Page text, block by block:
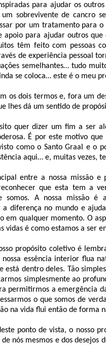
para ajudar os
um sobrevivente de cancro
por um tratamento para
apoio para ajudar outros
têm feito com pessoas
de experiência pessoal
semelhantes… tudo
se coloca… este é o meu
os dois termos e, fora um
lhes dá um sentido de
quer dizer um fim a ser
É por este motivo
como o Santo Graal e o
aqui… e, muitas vezes,
entre a nossa missão e
que esta tem a
somos. A nossa missão é
diferença no mundo e
em qualquer momento. O
vidas é como estamos a ser
propósito coletivo é
nossa essência interior flua
está dentro deles. Tão
simplesmente ao
permitirmos a emergência
o que somos de
na vida flui então de
ponto de vista, o nosso
nós mesmos e dos desejos